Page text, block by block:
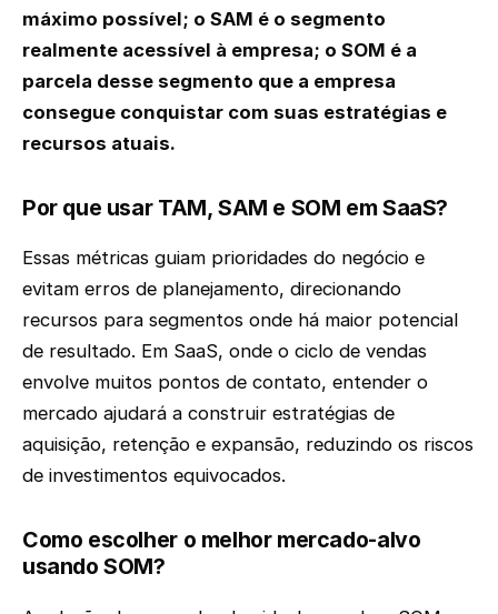
máximo possível; o SAM é o segmento
realmente acessível à empresa; o SOM é a
parcela desse segmento que a empresa
consegue conquistar com suas estratégias e
recursos atuais.
Por que usar TAM, SAM e SOM em SaaS?
Essas métricas guiam prioridades do negócio e
evitam erros de planejamento, direcionando
recursos para segmentos onde há maior potencial
de resultado. Em SaaS, onde o ciclo de vendas
envolve muitos pontos de contato, entender o
mercado ajudará a construir estratégias de
aquisição, retenção e expansão, reduzindo os riscos
de investimentos equivocados.
Como escolher o melhor mercado-alvo
usando SOM?